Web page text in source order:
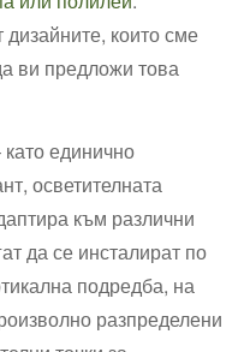
които сме
ви предложи това
единично
осветителната
към различни
да се инсталират по
подредба, на
разпределени